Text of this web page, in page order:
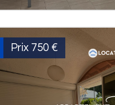
Prix 750 €